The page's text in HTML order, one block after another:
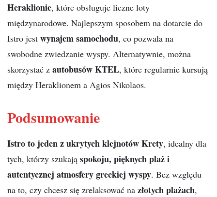
Heraklionie, które obsługuje liczne loty
międzynarodowe. Najlepszym sposobem na dotarcie do
Istro jest wynajem samochodu, co pozwala na
swobodne zwiedzanie wyspy. Alternatywnie, można
skorzystać z autobusów KTEL, które regularnie kursują
między Heraklionem a Agios Nikolaos.
Podsumowanie
Istro to jeden z ukrytych klejnotów Krety, idealny dla
tych, którzy szukają spokoju, pięknych plaż i
autentycznej atmosfery greckiej wyspy. Bez względu
na to, czy chcesz się zrelaksować na złotych plażach,